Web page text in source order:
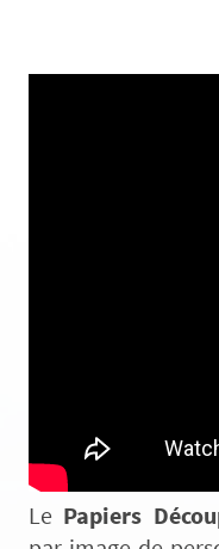
Le Papiers